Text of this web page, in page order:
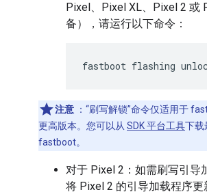
Pixel、Pixel XL、Pixel 2 或
备），请运行以下命令：
注意 ：“刷写解锁”命令仅适用于
更高版本。您可以从 SDK 平台工具下载
fastboot。
对于 Pixel 2：如需刷写引导
将 Pixel 2 的引导加载程序更